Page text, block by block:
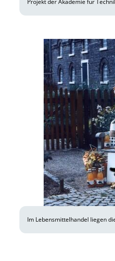
Projekt der Akademie für
Im Lebensmittelhandel liegen